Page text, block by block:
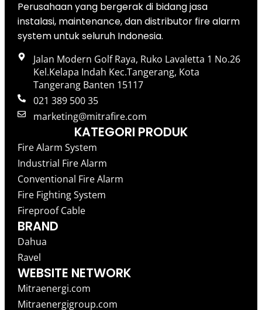
Perusahaan yang bergerak di bidang jasa
instalasi, maintenance, dan distributor fire alarm
system untuk seluruh Indonesia.
Jalan Modern Golf Raya, Ruko Lavaletta 1 No.26
Kel.Kelapa Indah Kec.Tangerang, Kota
Tangerang Banten 15117
021 389 500 35
marketing@mitrafire.com
KATEGORI PRODUK
Fire Alarm System
Industrial Fire Alarm
Conventional Fire Alarm
Fire Fighting System
Fireproof Cable
BRAND
Dahua
Ravel
WEBSITE NETWORK
Mitraenergi.com
Mitraenergigroup.com